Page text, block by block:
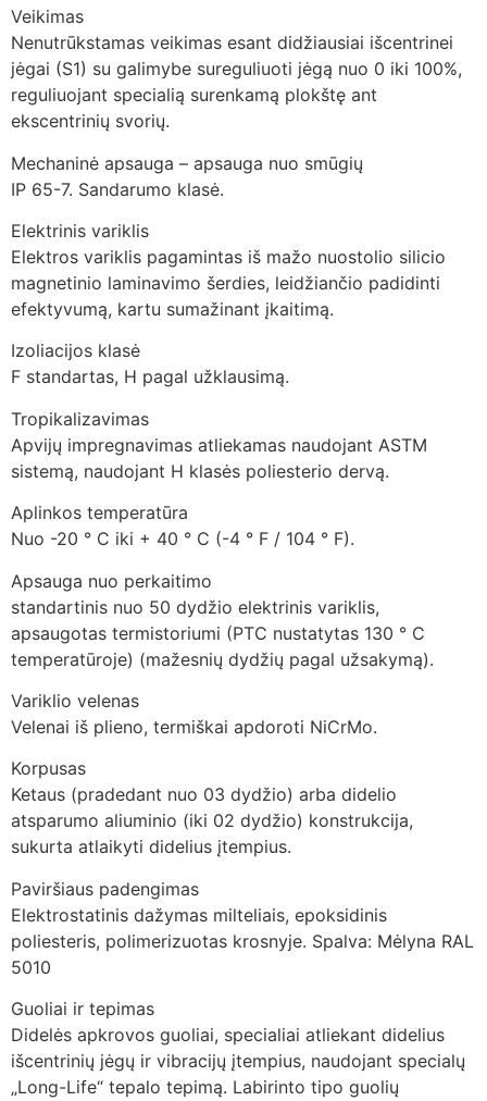
Veikimas
Nenutrūkstamas veikimas esant didžiausiai išcentrinei
jėgai (S1) su galimybe sureguliuoti jėgą nuo 0 iki 100%,
reguliuojant specialią surenkamą plokštę ant
ekscentrinių svorių.
Mechaninė apsauga – apsauga nuo smūgių
IP 65-7. Sandarumo klasė.
Elektrinis variklis
Elektros variklis pagamintas iš mažo nuostolio silicio
magnetinio laminavimo šerdies, leidžiančio padidinti
efektyvumą, kartu sumažinant įkaitimą.
Izoliacijos klasė
F standartas, H pagal užklausimą.
Tropikalizavimas
Apvijų impregnavimas atliekamas naudojant ASTM
sistemą, naudojant H klasės poliesterio dervą.
Aplinkos temperatūra
Nuo -20 ° C iki + 40 ° C (-4 ° F / 104 ° F).
Apsauga nuo perkaitimo
standartinis nuo 50 dydžio elektrinis variklis,
apsaugotas termistoriumi (PTC nustatytas 130 ° C
temperatūroje) (mažesnių dydžių pagal užsakymą).
Variklio velenas
Velenai iš plieno, termiškai apdoroti NiCrMo.
Korpusas
Ketaus (pradedant nuo 03 dydžio) arba didelio
atsparumo aliuminio (iki 02 dydžio) konstrukcija,
sukurta atlaikyti didelius įtempius.
Paviršiaus padengimas
Elektrostatinis dažymas milteliais, epoksidinis
poliesteris, polimerizuotas krosnyje. Spalva: Mėlyna RAL
5010
Guoliai ir tepimas
Didelės apkrovos guoliai, specialiai atliekant didelius
išcentrinių jėgų ir vibracijų įtempius, naudojant specialų
„Long-Life“ tepalo tepimą. Labirinto tipo guolių